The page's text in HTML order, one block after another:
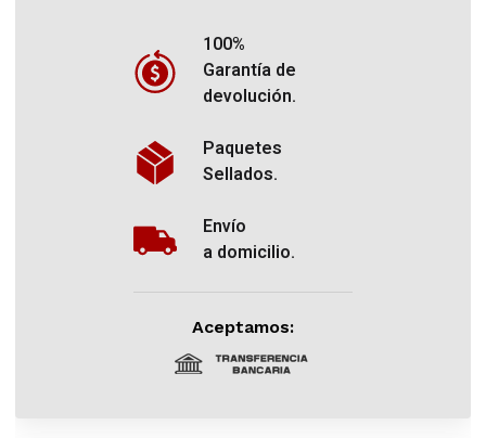
100%
Garantía de
devolución.
Paquetes
Sellados.
Envío
a domicilio.
Aceptamos: